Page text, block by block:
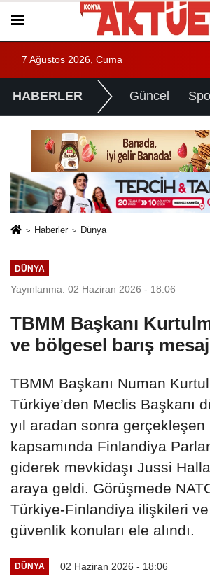
7 Ağustos 2026, Cuma
HABERLER Güncel
Haberler Dünya
DÜNYA
Yayınlanma: 02 Haziran 2026 - 18:06
TBMM Başkanı
ve bölgesel barış
TBMM Başkanı Numan
Türkiye’den Meclis Başkanı
yıl aradan sonra
kapsamında Finlandiya
giderek mevkidaşı Jussi
araya geldi. Görüşmede
Türkiye-Finlandiya ilişkileri
güvenlik konuları ele alındı.
DÜNYA 02 Haziran 2026 - 18:06